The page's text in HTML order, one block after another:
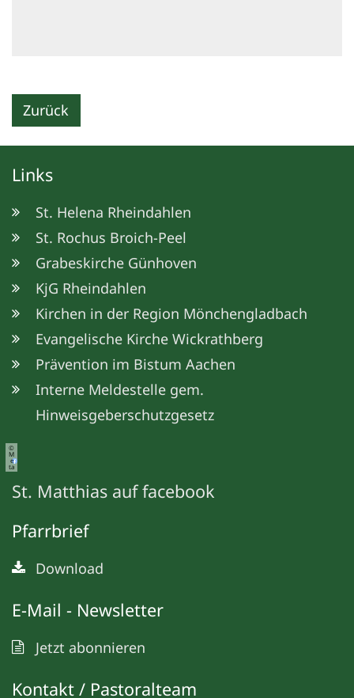
Zurück
Links
St. Helena Rheindahlen
St. Rochus Broich-Peel
Grabeskirche Günhoven
KjG Rheindahlen
Kirchen in der Region Mönchengladbach
Evangelische Kirche Wickrathberg
Prävention im Bistum Aachen
Interne Meldestelle gem.
Hinweisgeberschutzgesetz
©
M
e
ta
St. Matthias auf facebook
Pfarrbrief
Download
E-Mail - Newsletter
Jetzt abonnieren
Kontakt / Pastoralteam